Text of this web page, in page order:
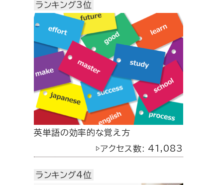
ランキング3位
英単語の効率的な覚え方
▷アクセス数: 41,083
ランキング4位